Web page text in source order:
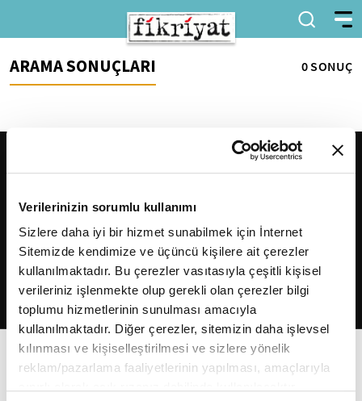
Verilerinizin sorumlu kullanımı
Sizlere daha iyi bir hizmet sunabilmek için İnternet
Sitemizde kendimize ve üçüncü kişilere ait çerezler
kullanılmaktadır. Bu çerezler vasıtasıyla çeşitli kişisel
verileriniz işlenmekte olup gerekli olan çerezler bilgi
toplumu hizmetlerinin sunulması amacıyla
kullanılmaktadır. Diğer çerezler, sitemizin daha işlevsel
kılınması ve kişiselleştirilmesi ve sizlere yönelik
reklam/pazarlama faaliyetlerinin yapılması, amaçlarıyla
ARAMA SONUÇLARI 0 SONUÇ
2026Fikriyat. Tüm hakları saklıdır.